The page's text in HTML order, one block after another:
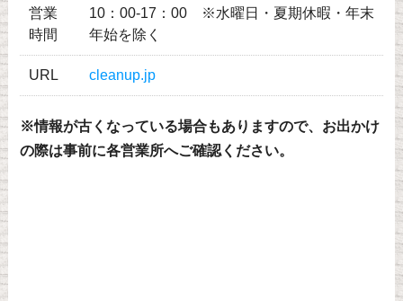
営業
時間
10：00-17：00 ※水曜日・夏期休暇・年末
年始を除く
URL cleanup.jp
※情報が古くなっている場合もありますので、お出かけ
の際は事前に各営業所へご確認ください。